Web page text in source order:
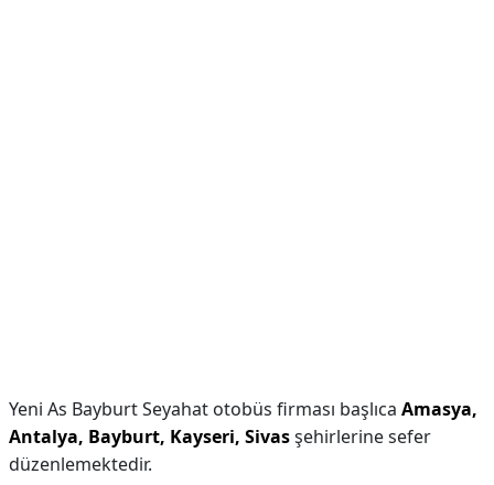
Yeni As Bayburt Seyahat otobüs firması başlıca Amasya,
Antalya, Bayburt, Kayseri, Sivasşehirlerine sefer
düzenlemektedir.